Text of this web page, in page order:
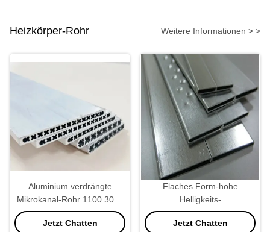
Heizkörper-Rohr Weitere Informationen > >
Aluminium verdrängte
Mikrokanal-Rohr 1100 3003
für Auto-Kondensator-
Ladeluftkühler
Jetzt Chatten
Flaches Form-hohe
Helligkeits-
Aluminiumheizkörper-Rohr
22 * 2.0mm
Jetzt Chatten